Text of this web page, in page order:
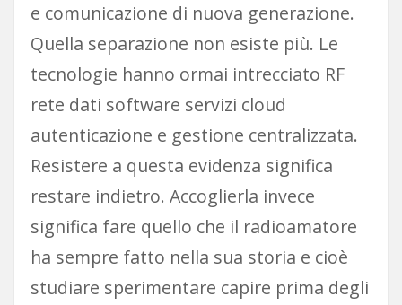
e comunicazione di nuova generazione.
Quella separazione non esiste più. Le
tecnologie hanno ormai intrecciato RF
rete dati software servizi cloud
autenticazione e gestione centralizzata.
Resistere a questa evidenza significa
restare indietro. Accoglierla invece
significa fare quello che il radioamatore
ha sempre fatto nella sua storia e cioè
studiare sperimentare capire prima degli